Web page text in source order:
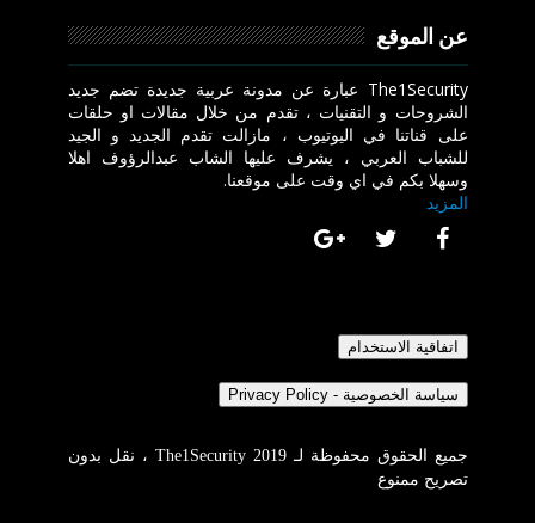
عن الموقع
The1Security عبارة عن مدونة عربية جديدة تضم جديد
الشروحات و التقنيات ، تقدم من خلال مقالات او حلقات
على قناتنا في اليوتيوب ، مازالت تقدم الجديد و الجيد
للشباب العربي ، يشرف عليها الشاب عبدالرؤوف اهلا
وسهلا بكم في اي وقت على موقعنا.
المزيد
جميع الحقوق محفوظة لـ The1Security 2019 ، نقل بدون
تصريح ممنوع